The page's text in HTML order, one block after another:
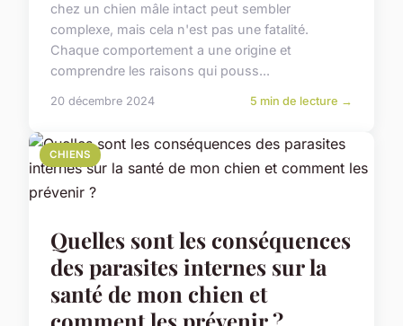
chez un chien mâle intact peut sembler
complexe, mais cela n'est pas une fatalité.
Chaque comportement a une origine et
comprendre les raisons qui pouss...
20 décembre 2024 5 min de lecture →
CHIENS
Quelles sont les conséquences
des parasites internes sur la
santé de mon chien et